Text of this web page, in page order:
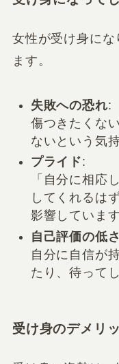
女性が受け身にな
ます。
失敗への恐れ:
傷つきたくな
ないという気
プライド:
「自分に相応
してくれるは
影響しています
自己評価の低さ
自分に自信が
たり、待って
受け身のデメリ